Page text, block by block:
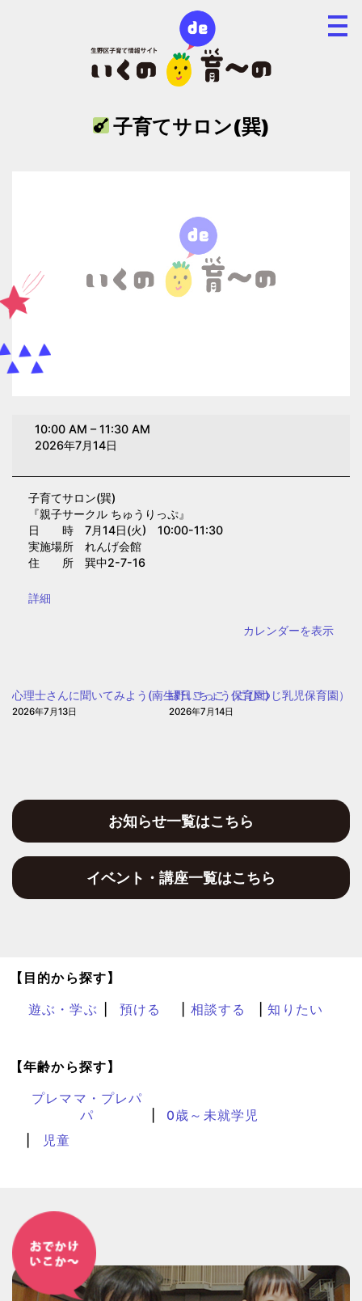
子育てサロン(巽)
(巽)
10:00 AM –11:30 AM
2026年7月14日
子育てサロン(巽)
『親子サークル ちゅうりっぷ』
日 時 7月14日(火) 10:00-11:30
実施場所 れんげ会館
住 所 巽中2-7-16
{title}
詳細
カレンダーを表示
心理士さんに聞いてみよう(南生野いちょう保育園)
2026年7月13日
縁日ごっこ（こひつじ乳児保育園）
2026年7月14日
お知らせ一覧はこちら
イベント・講座一覧はこちら
【目的から探す】
遊ぶ・学ぶ 預ける 相談する 知りたい
【年齢から探す】
プレママ・プレパ
パ
0歳～未就学児
児童